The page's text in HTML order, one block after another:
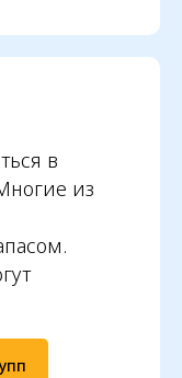
в
из